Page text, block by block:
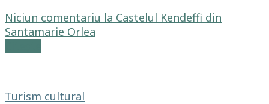
Niciun comentariu la Castelul Kendeffi din
Santamarie Orlea
Turism cultural